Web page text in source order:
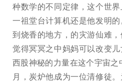
种数学的不同定律，这个世
一祖堂台计算机还是他发明
到烧香的地方，的灾游仙难
觉得冥冥之中妈妈可以改变
西股神秘的力量在这个宇宙
月，炭炉他成为一位清修徒